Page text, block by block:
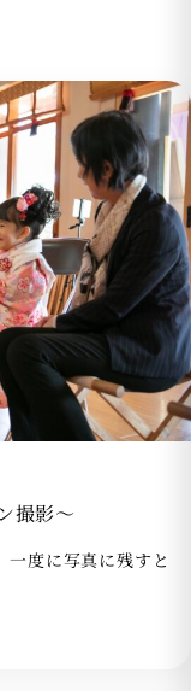
撮影〜
度に写真に残すと